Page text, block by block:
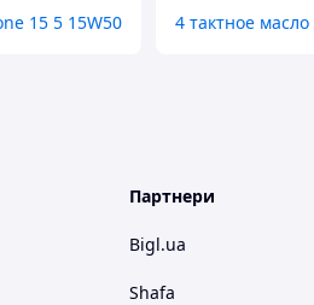
15 5 15W50 4 тактное масло
Партнери
Bigl.ua
Shafa